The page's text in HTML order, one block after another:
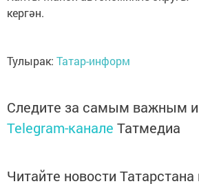
кергән.
Тулырак: Татар-информ
Следите за самым важным
Telegram-канале Татмедиа
Читайте новости Татарстана